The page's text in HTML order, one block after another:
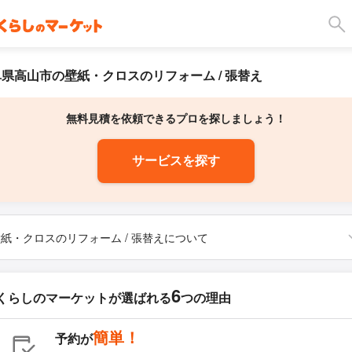
高山市の壁紙・クロスのリフォーム / 張替え
無料見積を依頼できるプロを探しましょう！
サービスを探す
・クロスのリフォーム / 張替えについて
らしのマーケットが選ばれる6つの理由
予約が簡単！